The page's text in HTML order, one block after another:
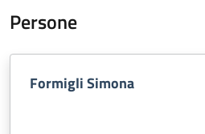
Persone
Formigli Simona